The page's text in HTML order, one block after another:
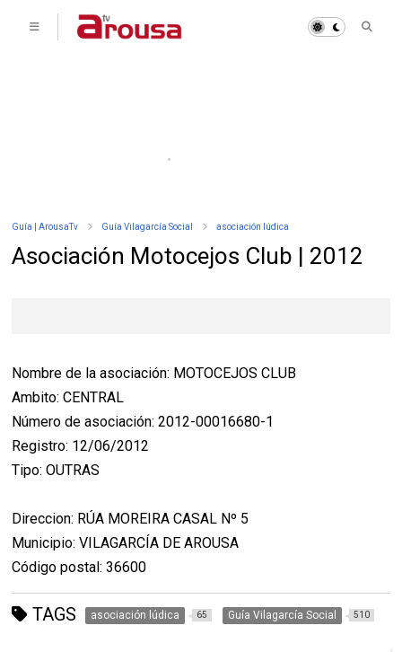
Guía | ArousaTv Guía Vilagarcía Social asociación lúdica
Asociación Motocejos Club | 2012
Nombre de la asociación: MOTOCEJOS CLUB
Ambito: CENTRAL
Número de asociación: 2012-00016680-1
Registro: 12/06/2012
Tipo: OUTRAS
Direccion: RÚA MOREIRA CASAL Nº 5
Municipio: VILAGARCÍA DE AROUSA
Código postal: 36600
TAGS asociación lúdica 65 Guía Vilagarcía Social 510